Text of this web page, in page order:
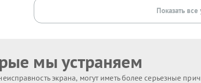
Показать все
мы устраняем
экрана, могут иметь более серьезные